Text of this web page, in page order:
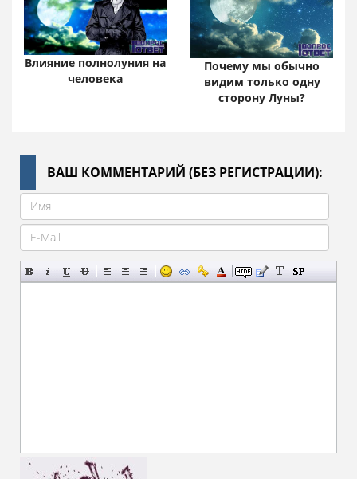
Влияние полнолуния на
человека
Почему мы обычно
видим только одну
сторону Луны?
ВАШ КОММЕНТАРИЙ (БЕЗ РЕГИСТРАЦИИ):